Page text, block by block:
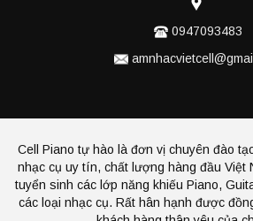
0947093483
Cell Piano tự hào là đơn vị chuyên đào
nhạc cụ uy tín, chất lượng hàng đầu Việt
tuyển sinh các lớp năng khiếu Piano,
các loại nhạc cụ. Rất hân hạnh được